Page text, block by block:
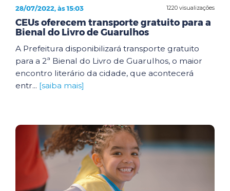
1220 visualizações
28/07/2022, às 15:03
CEUs oferecem transporte gratuito para a
Bienal do Livro de Guarulhos
A Prefeitura disponibilizará transporte gratuito
para a 2ª Bienal do Livro de Guarulhos, o maior
encontro literário da cidade, que acontecerá
entr... [saiba mais]